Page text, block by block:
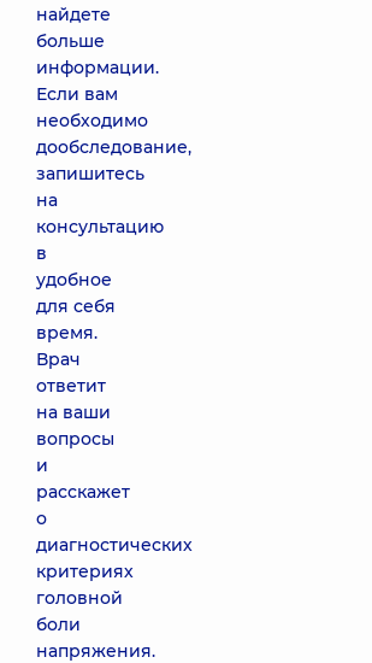
найдете
больше
информации.
Если вам
необходимо
дообследование,
запишитесь
на
консультацию
в
удобное
для себя
время.
Врач
ответит
на ваши
вопросы
и
расскажет
о
диагностических
критериях
головной
боли
напряжения.